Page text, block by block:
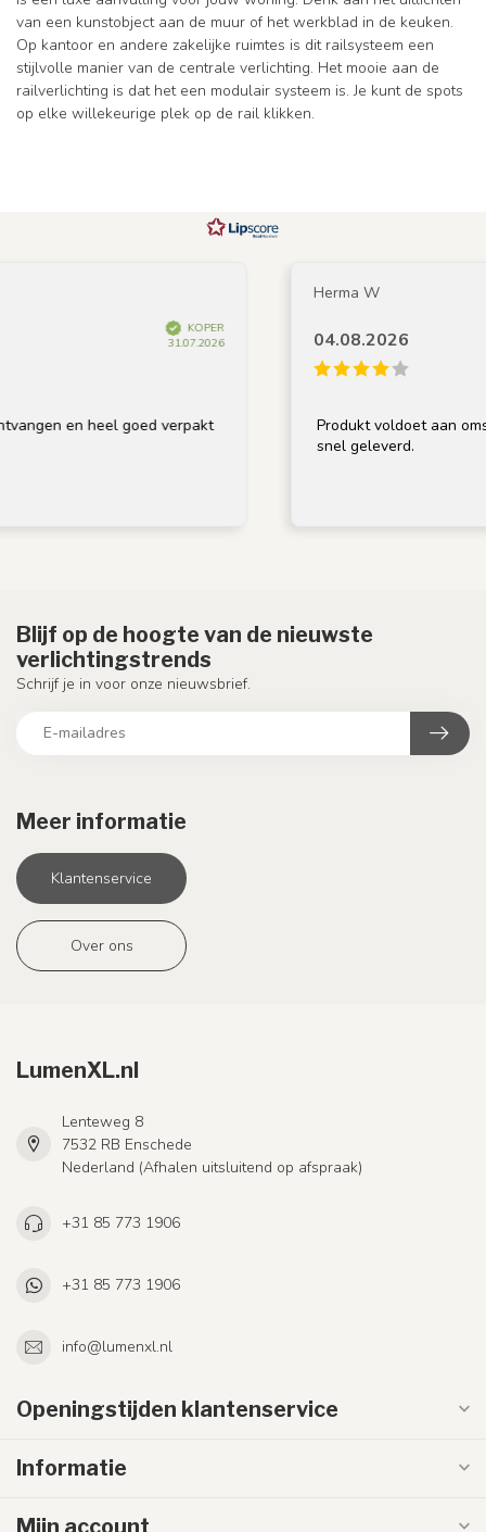
van een kunstobject aan de muur of het werkblad in de keuken.
Op kantoor en andere zakelijke ruimtes is dit railsysteem een
stijlvolle manier van de centrale verlichting. Het mooie aan de
railverlichting is dat het een modulair systeem is. Je kunt de spots
op elke willekeurige plek op de rail klikken.
KOPER
31.07.2026
en heel goed verpakt
Herma W
04.08.2026
Produkt voldoet aan
snel geleverd.
Meer informatie
Klantenservice
Over ons
Blijf op de hoogte van de nieuwste
verlichtingstrends
Schrijf je in voor onze nieuwsbrief.
LumenXL.nl
Lenteweg 8
7532 RB Enschede
Nederland (Afhalen uitsluitend op afspraak)
+31 85 773 1906
+31 85 773 1906
info@lumenxl.nl
Openingstijden klantenservice
Informatie
Mijn account